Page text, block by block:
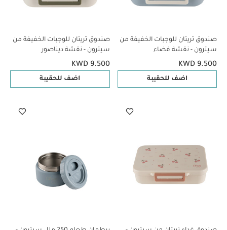
صندوق تريتان للوجبات الخفيفة من
سيترون - نقشة فضاء
KWD 9.500
اضف للحقيبة
صندوق تريتان للوجبات الخفيفة من
سيترون - نقشة ديناصور
KWD 9.500
اضف للحقيبة